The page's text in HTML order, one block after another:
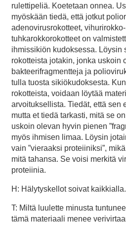
rulettipeliä. Koetetaan onnea.
myöskään tiedä, että jotkut
adenovirusrokotteet,
tuhkarokkorokotteet on
ihmissikiön kudoksessa. Löysin
rokotteista jotakin, jonka uskoin
bakteerifragmentteja ja
tulla tuosta sikiökudoksesta.
rokotteista, voidaan löytää
arvoituksellista. Tiedät, että sen
mutta et tiedä tarkasti, mitä se
uskoin olevan hyvin pienen
myös ihmisen limaa. Löysin
vain ”vieraaksi proteiiniksi”,
mitä tahansa. Se voisi merkitä
proteiinia.
H: Hälytyskellot soivat kaikkialla.
T: Miltä luulette minusta
tämä materiaali menee